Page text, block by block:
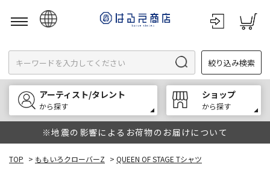
English
한국어
中文
絞り込み検索
アーティスト/タレント
から探す
ショップ
から探す
※地震の影響によるお荷物のお届けについて
TOP > ももいろクローバーZ > QUEEN OF STAGE Tシャツ